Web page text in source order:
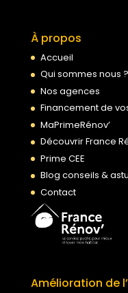
À propos
Accueil
Qui sommes nous ?
Nos agences
Financement de
MaPrimeRénov’
Découvrir France
Prime CEE
Blog conseils &
Contact
Amélioration de